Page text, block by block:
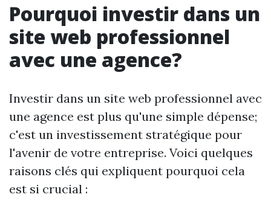
Pourquoi investir dans un
site web professionnel
avec une agence?
Investir dans un site web professionnel avec
une agence est plus qu'une simple dépense;
c'est un investissement stratégique pour
l'avenir de votre entreprise. Voici quelques
raisons clés qui expliquent pourquoi cela
est si crucial :